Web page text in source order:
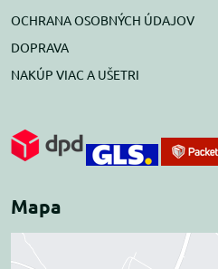
OCHRANA OSOBNÝCH ÚDAJOV
DOPRAVA
NAKÚP VIAC A UŠETRI
Mapa